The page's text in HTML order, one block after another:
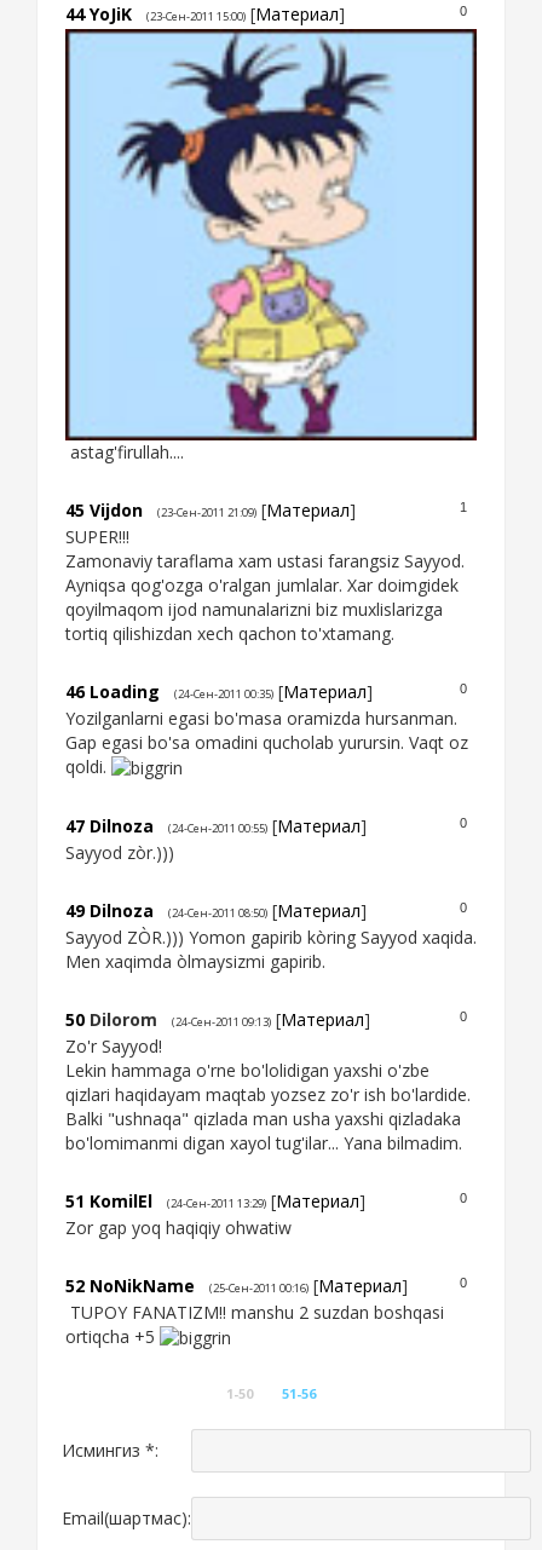
0
44 YoJiK (23-Сен-2011 15:00) [Материал]
astag'firullah....
1
45 Vijdon (23-Сен-2011 21:09) [Материал]
SUPER!!!
Zamonaviy taraflama xam ustasi farangsiz Sayyod.
Ayniqsa qog'ozga o'ralgan jumlalar. Xar doimgidek
qoyilmaqom ijod namunalarizni biz muxlislarizga
tortiq qilishizdan xech qachon to'xtamang.
0
46 Loading (24-Сен-2011 00:35) [Материал]
Yozilganlarni egasi bo'masa oramizda hursanman.
Gap egasi bo'sa omadini qucholab yurursin. Vaqt oz
qoldi.
0
47 Dilnoza (24-Сен-2011 00:55) [Материал]
Sayyod zòr.)))
0
49 Dilnoza (24-Сен-2011 08:50) [Материал]
Sayyod ZÒR.))) Yomon gapirib kòring Sayyod xaqida.
Men xaqimda òlmaysizmi gapirib.
0
50 Dilorom (24-Сен-2011 09:13) [Материал]
Zo'r Sayyod!
Lekin hammaga o'rne bo'lolidigan yaxshi o'zbe
qizlari haqidayam maqtab yozsez zo'r ish bo'lardide.
Balki "ushnaqa" qizlada man usha yaxshi qizladaka
bo'lomimanmi digan xayol tug'ilar... Yana bilmadim.
0
51 KomilEl (24-Сен-2011 13:29) [Материал]
Zor gap yoq haqiqiy ohwatiw
0
52 NoNikName (25-Сен-2011 00:16) [Материал]
TUPOY FANATIZM!! manshu 2 suzdan boshqasi
ortiqcha +5
1-50 51-56
Исмингиз *:
Email(шартмас):